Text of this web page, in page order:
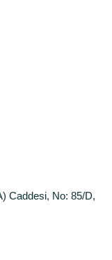
Caddesi, No: 85/D,